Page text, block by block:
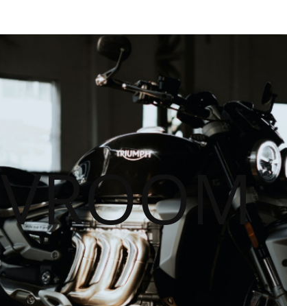
VROOM